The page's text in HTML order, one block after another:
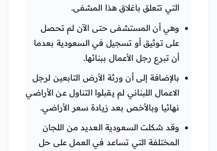
التي تتعلق باغلاق هذا المشفى.
وهي أن المستشفى حتى الآن لم تحصل
على توثيق أو تسجيل في السعودية بعدما
أن تبرع رجل الأعمال ببنائها.
بالإضافة إلى أن ورثة الأرض التابعين لرجل
الاعمال اللبناني لم يقبلوا التناول عن الأراضي
نهائيا وبالأخص بعد زيادة سعر الأراضي.
وقد شكلت السعودية العديد من اللجان
المختلفة التي تساعد في العمل على حل